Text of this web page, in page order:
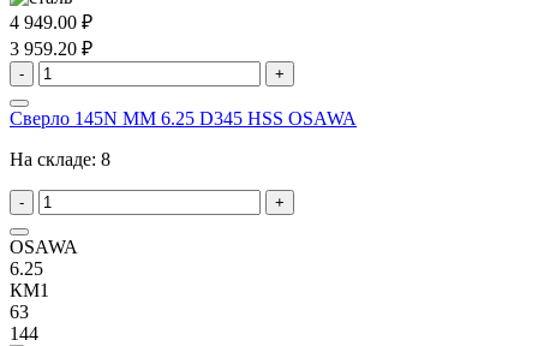
4 949.00 ₽
3 959.20 ₽
- +
Сверло 145N MM 6.25 D345 HSS OSAWA
На складе: 8
- +
OSAWA
6.25
КМ1
63
144